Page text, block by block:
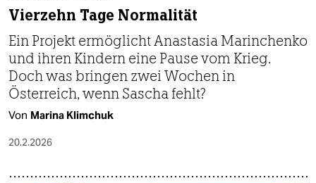
Vierzehn Tage Normalität
Ein Projekt ermöglicht Anastasia Marinchenko
und ihren Kindern eine Pause vom Krieg.
Doch was bringen zwei Wochen in
Österreich, wenn Sascha fehlt?
Von Marina Klimchuk
20.2.2026